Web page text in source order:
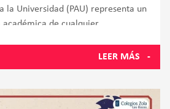
la Universidad (PAU) representa un
de cualquier
LEER MÁS